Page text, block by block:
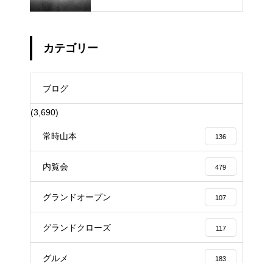
カテゴリー
ブログ
(3,690)
常時山本 136
内覧会 479
グランドオープン 107
グランドクローズ 117
グルメ 183